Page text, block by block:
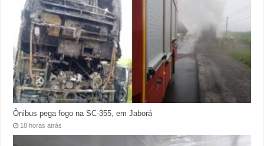
Ônibus pega fogo na SC-355, em Jaborá
18 horas atrás